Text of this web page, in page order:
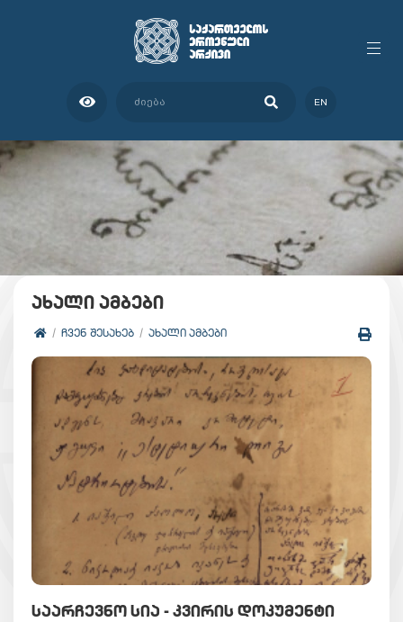
EN
ახალი ამბები
ᲩᲕᲔᲜ ᲨᲔᲡᲐᲮᲔᲑ ᲐᲮᲐᲚᲘ ᲐᲛᲑᲔᲑᲘ
ᲡᲐᲐᲠᲩᲔᲕᲜᲝ ᲡᲘᲐ - ᲙᲕᲘᲠᲘᲡ ᲓᲝᲙᲣᲛᲔᲜᲢᲘ